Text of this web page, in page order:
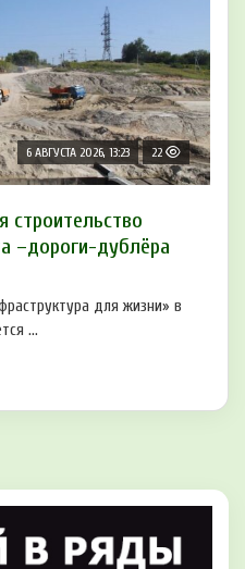
6 АВГУСТА 2026, 13:23 22
строительство
–дороги-дублёра
для жизни» в
...